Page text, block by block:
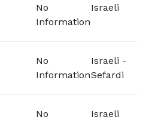
No
Information
Israeli
No
Information
Israeli -
Sefardi
No
Israeli